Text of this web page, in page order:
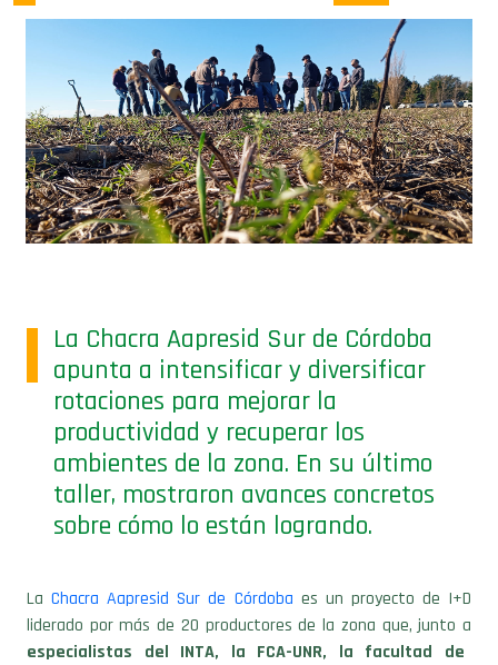
La Chacra Aapresid Sur de Córdoba
apunta a intensificar y diversificar
rotaciones para mejorar la
productividad y recuperar los
ambientes de la zona. En su último
taller, mostraron avances concretos
sobre cómo lo están logrando.
LaChacra Aapresid Sur de Córdoba es un proyecto de I+D
liderado por más de 20 productores de la zona que, junto a
especialistas del INTA, la FCA-UNR, la facultad de